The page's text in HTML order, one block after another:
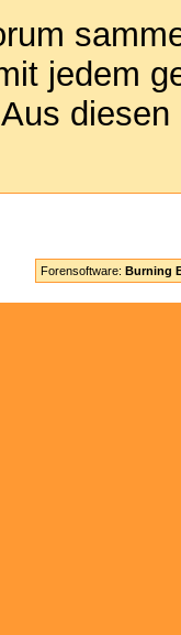
jedem
Forensoftware: Burning